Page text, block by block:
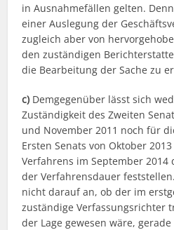
in Ausnahmefällen gelten.
einer Auslegung der
zugleich aber von
den zuständigen
die Bearbeitung der Sache zu
c) Demgegenüber lässt sich
Zuständigkeit des Zweiten
und November 2011 noch für
Ersten Senats von Oktober
Verfahrens im September 2014
der Verfahrensdauer
nicht darauf an, ob der im
zuständige Verfassungsrichter
der Lage gewesen wäre,